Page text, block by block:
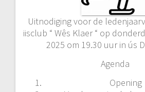
Uitnodiging voor de
iisclub “ Wês Klaer “ op
2025 om 19.30 uur in ús
Agenda
Opening